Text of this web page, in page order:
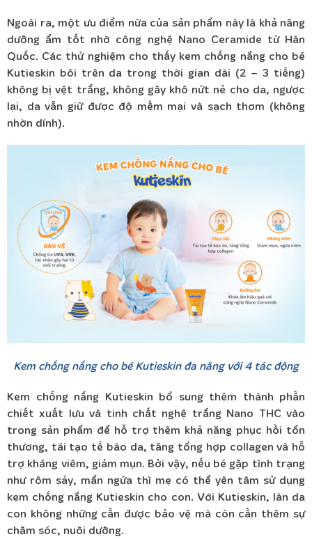
Ngoài ra, một ưu điểm nữa của sản phẩm này là khả năng
dưỡng ẩm tốt nhờ công nghệ Nano Ceramide từ Hàn
Quốc. Các thử nghiệm cho thấy kem chống nắng cho bé
Kutieskin bôi trên da trong thời gian dài (2 – 3 tiếng)
không bị vệt trắng, không gây khô nứt nẻ cho da, ngược
lại, da vẫn giữ được độ mềm mại và sạch thơm (không
nhờn dính).
Kem chống nắng cho bé Kutieskin đa năng với 4 tác động
Kem chống nắng Kutieskin bổ sung thêm thành phần
chiết xuất lựu và tinh chất nghệ trắng Nano THC vào
trong sản phẩm để hỗ trợ thêm khả năng phục hồi tổn
thương, tái tạo tế bào da, tăng tổng hợp collagen và hỗ
trợ kháng viêm, giảm mụn. Bởi vậy, nếu bé gặp tình trạng
như rôm sảy, mẩn ngứa thì mẹ có thể yên tâm sử dụng
kem chống nắng Kutieskin cho con. Với Kutieskin, làn da
con không những cần được bảo vệ mà còn cần thêm sự
chăm sóc, nuôi dưỡng.